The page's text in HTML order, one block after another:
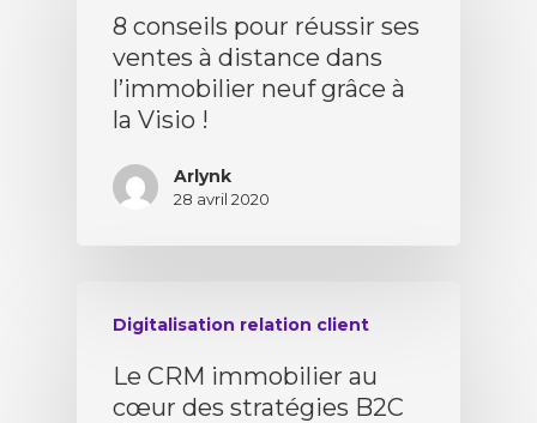
8 conseils pour réussir ses
ventes à distance dans
l’immobilier neuf grâce à
la Visio !
Arlynk
28 avril 2020
Digitalisation relation client
Le CRM immobilier au
cœur des stratégies B2C